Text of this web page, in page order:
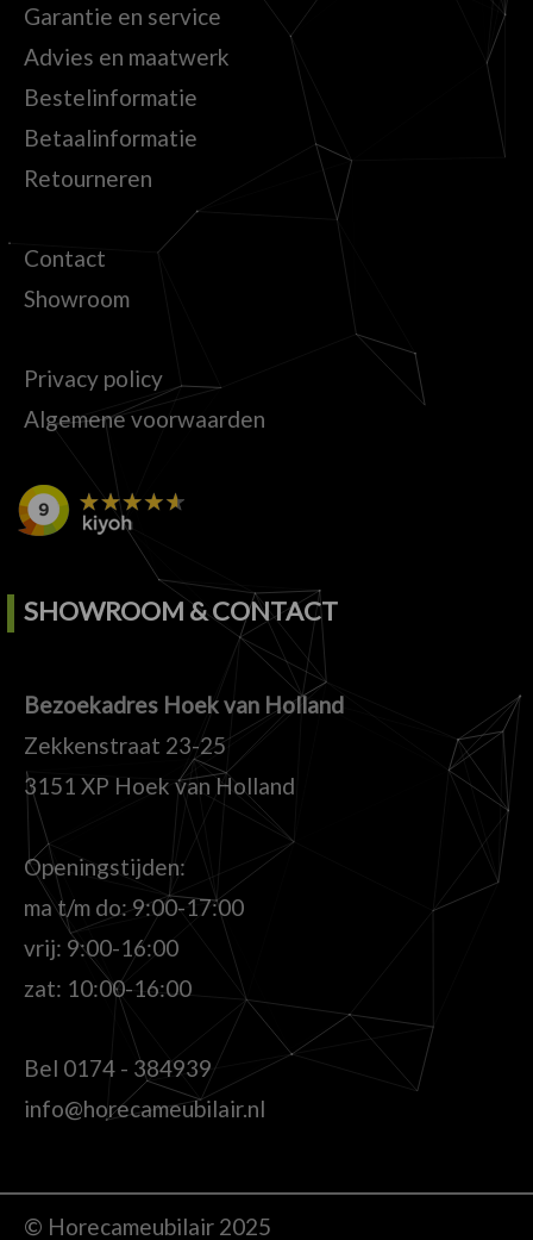
Garantie en service
Advies en maatwerk
Bestelinformatie
Betaalinformatie
Retourneren
Contact
Showroom
Privacy policy
Algemene voorwaarden
SHOWROOM & CONTACT
Bezoekadres Hoek van Holland
Zekkenstraat 23-25
3151 XP Hoek van Holland
Openingstijden:
ma t/m do: 9:00-17:00
vrij: 9:00-16:00
zat: 10:00-16:00
Bel 0174 - 384939
info@horecameubilair.nl
© Horecameubilair 2025